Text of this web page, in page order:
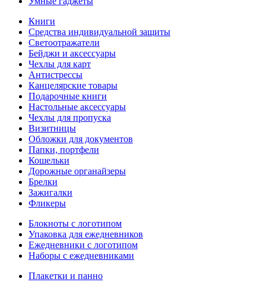
Книги
Средства индивидуальной защиты
Светоотражатели
Бейджи и аксессуары
Чехлы для карт
Антистрессы
Канцелярские товары
Подарочные книги
Настольные аксессуары
Чехлы для пропуска
Визитницы
Обложки для документов
Папки, портфели
Кошельки
Дорожные органайзеры
Брелки
Зажигалки
Фликеры
Блокноты с логотипом
Упаковка для ежедневников
Ежедневники с логотипом
Наборы с ежедневниками
Плакетки и панно